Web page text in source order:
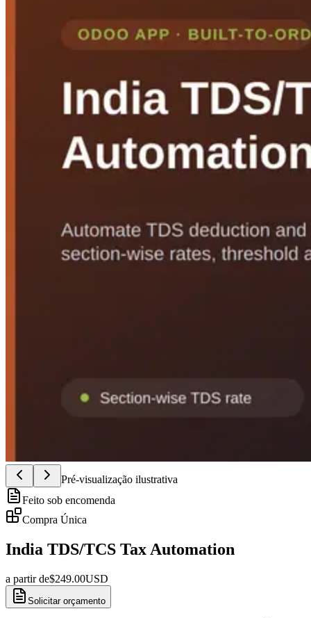
Pré-visualização ilustrativa
Feito sob encomenda
Compra Única
India TDS/TCS Tax Automation
a partir de$249.00USD
Solicitar orçamento